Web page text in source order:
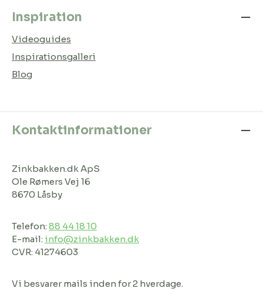
Inspiration
Videoguides
Inspirationsgalleri
Blog
Kontaktinformationer
Zinkbakken.dk ApS
Ole Rømers Vej 16
8670 Låsby
Telefon: 88 44 18 10
E-mail: info@zinkbakken.dk
CVR: 41274603
Vi besvarer mails inden for 2 hverdage.